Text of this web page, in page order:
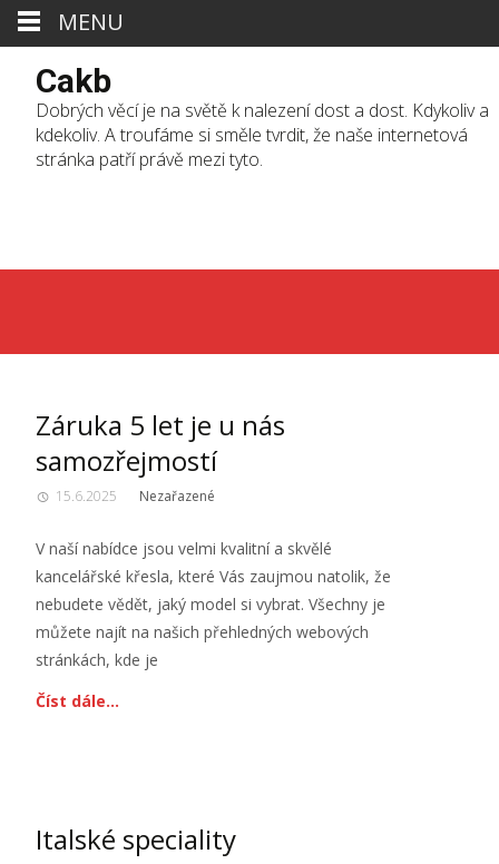
Cakb
Dobrých věcí je na světě k nalezení dost a dost. Kdykoliv a
kdekoliv. A troufáme si směle tvrdit, že naše internetová
stránka patří právě mezi tyto.
Záruka 5 let je u nás
samozřejmostí
15.6.2025 Nezařazené
V naší nabídce jsou velmi kvalitní a skvělé
kancelářské křesla, které Vás zaujmou natolik, že
nebudete vědět, jaký model si vybrat. Všechny je
můžete najít na našich přehledných webových
stránkách, kde je
Číst dále…
Italské speciality
MENU